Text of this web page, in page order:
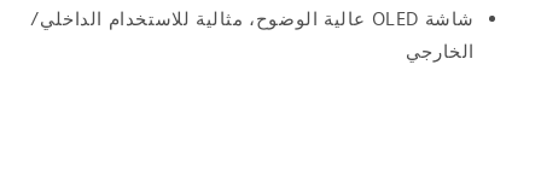
شاشة OLED عالية الوضوح، مثالية للاستخدام الداخلي/
الخارجي